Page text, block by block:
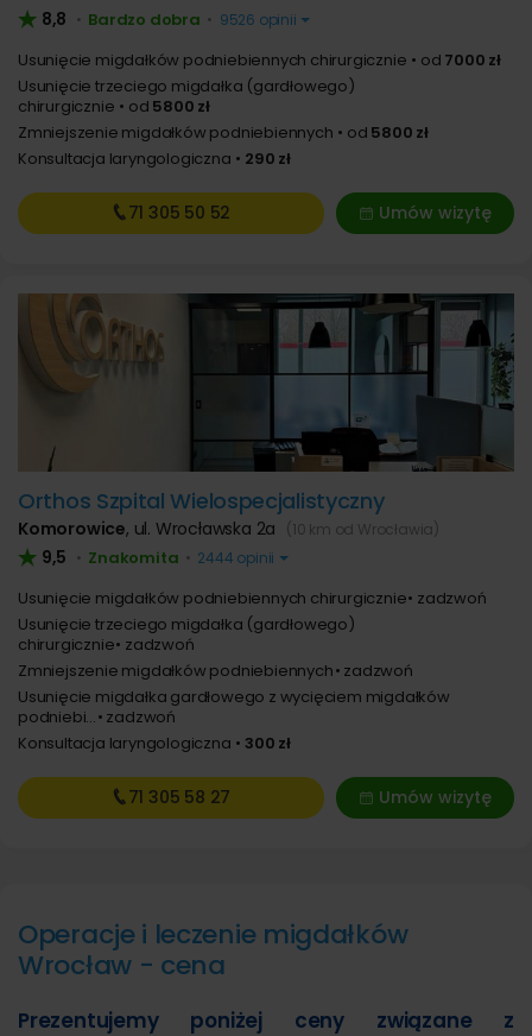
8,8 • Bardzo dobra • 9526 opinii
Usunięcie migdałków podniebiennych chirurgicznie od 7000 zł
Usunięcie trzeciego migdałka (gardłowego)
chirurgicznie
od 5800 zł
Zmniejszenie migdałków podniebiennych
od 5800 zł
Konsultacja laryngologiczna
290 zł
Umów wizytę
71 305 50 52
Orthos Szpital Wielospecjalistyczny
Komorowice, ul. Wrocławska 2a (10 km od Wrocławia)
9,5 • Znakomita • 2444 opinii
Usunięcie migdałków podniebiennych chirurgicznie zadzwoń
Usunięcie trzeciego migdałka (gardłowego)
chirurgicznie zadzwoń
Zmniejszenie migdałków podniebiennych zadzwoń
Usunięcie migdałka gardłowego z wycięciem migdałków
podniebi... zadzwoń
Konsultacja laryngologiczna
300 zł
Umów wizytę
71 305 58 27
Operacje i leczenie migdałków
Wrocław - cena
Prezentujemy poniżej ceny związane z